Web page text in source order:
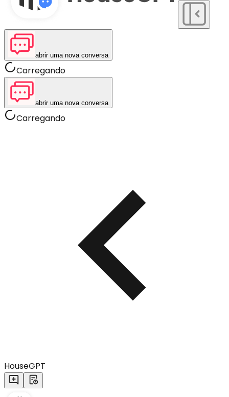
abrir uma nova conversa
Carregando
abrir uma nova conversa
Carregando
HouseGPT